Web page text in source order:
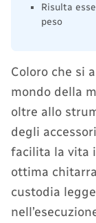
Risulta
peso
Coloro che si
mondo della
oltre allo
degli
facilita la vita
ottima
custodia